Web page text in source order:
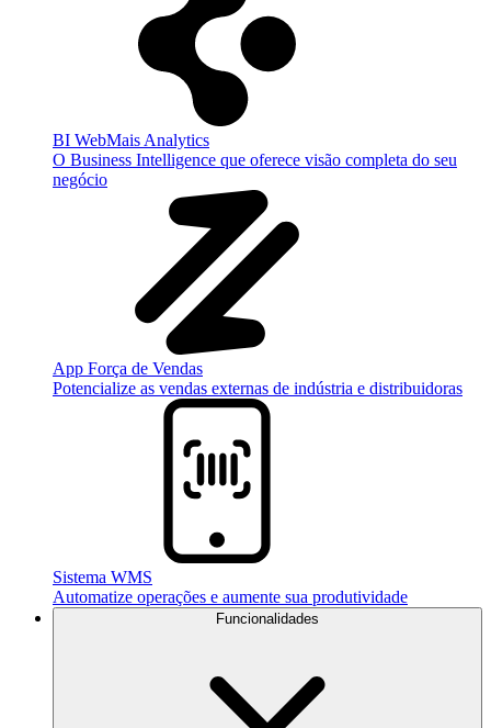
BI WebMais Analytics
O Business Intelligence que oferece visão completa do seu
negócio
App Força de Vendas
Potencialize as vendas externas de indústria e distribuidoras
Sistema WMS
Automatize operações e aumente sua produtividade
Funcionalidades